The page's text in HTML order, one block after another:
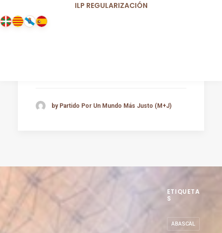
ILP REGULARIZACIÓN
by Partido Por Un Mundo Más Justo (M+J)
ETIQUETA
S
ABASCAL